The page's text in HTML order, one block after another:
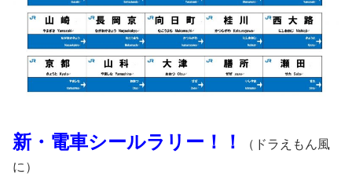
新・電車シールラリー！！
（ドラえもん風
に）